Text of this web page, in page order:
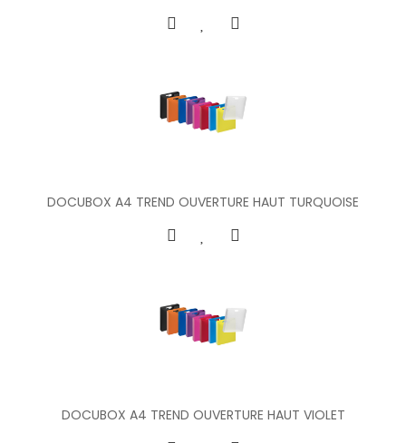
DOCUBOX A4 TREND OUVERTURE HAUT TURQUOISE
DOCUBOX A4 TREND OUVERTURE HAUT VIOLET